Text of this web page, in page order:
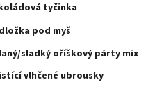
tyčinka
pod myš
sladký oříškový párty mix
vlhčené ubrousky